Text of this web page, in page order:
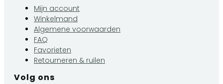
Mijn account
Winkelmand
Algemene voorwaarden
FAQ
Favorieten
Retourneren & ruilen
Volg ons